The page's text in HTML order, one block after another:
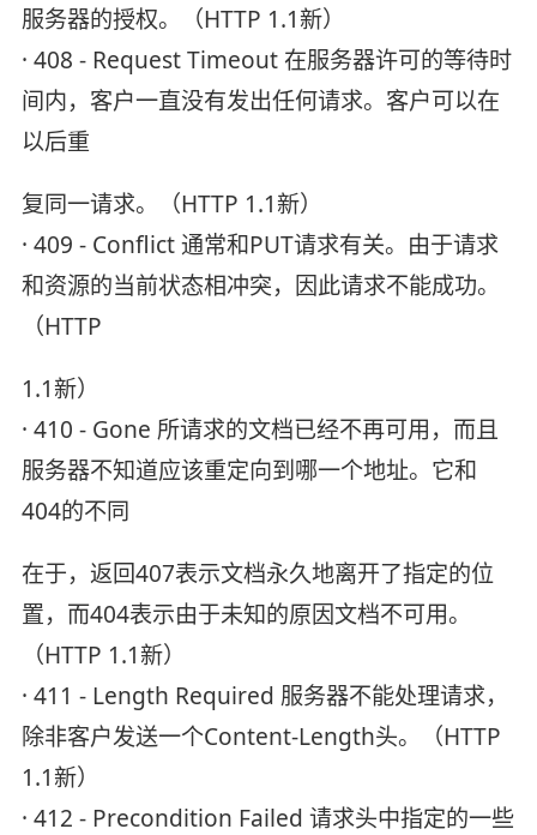
服务器的授权。（HTTP 1.1新）
· 408 - Request Timeout 在服务器许可的等待时
间内，客户一直没有发出任何请求。客户可以在
以后重
复同一请求。（HTTP 1.1新）
· 409 - Conflict 通常和PUT请求有关。由于请求
和资源的当前状态相冲突，因此请求不能成功。
（HTTP
1.1新）
· 410 - Gone 所请求的文档已经不再可用，而且
服务器不知道应该重定向到哪一个地址。它和
404的不同
在于，返回407表示文档永久地离开了指定的位
置，而404表示由于未知的原因文档不可用。
（HTTP 1.1新）
· 411 - Length Required 服务器不能处理请求，
除非客户发送一个Content-Length头。（HTTP
1.1新）
· 412 - Precondition Failed 请求头中指定的一些